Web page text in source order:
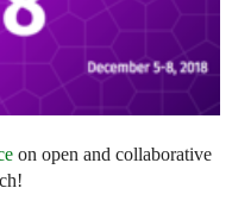
on open and collaborative